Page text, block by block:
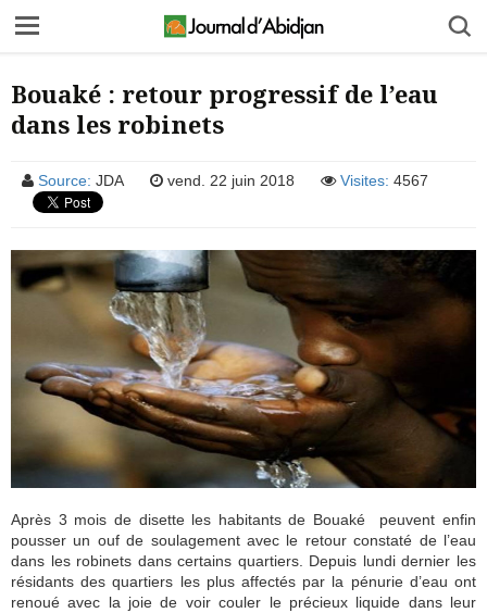
Bouaké : retour progressif de l’eau
dans les robinets
Source: JDA vend. 22 juin 2018 Visites: 4567
Après 3 mois de disette les habitants de Bouaké peuvent enfin
pousser un ouf de soulagement avec le retour constaté de l’eau
dans les robinets dans certains quartiers. Depuis lundi dernier les
résidants des quartiers les plus affectés par la pénurie d’eau ont
renoué avec la joie de voir couler le précieux liquide dans leur